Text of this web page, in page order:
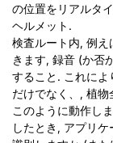
の位置をリアルタ
ヘルメット.
検査ルート内, 例
きます, 録音 (か否
すること. これによ
だけでなく、, 植物
このように動作し
したとき, アプリ